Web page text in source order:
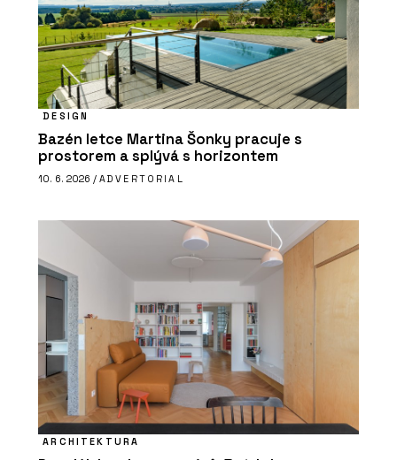
DESIGN
Bazén letce Martina Šonky pracuje s
prostorem a splývá s horizontem
10. 6. 2026 / ADVERTORIAL
ARCHITEKTURA